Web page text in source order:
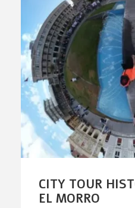
CITY TOUR
EL MORRO